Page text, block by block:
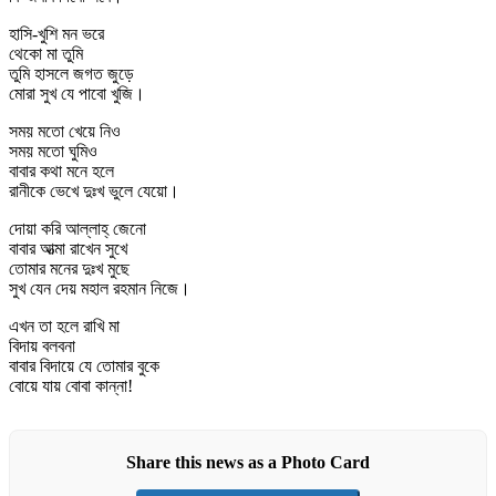
হাসি-খুশি মন ভরে
থেকো মা তুমি
তুমি হাসলে জগত জুড়ে
মোরা সুখ যে পাবো খুজি।
সময় মতো খেয়ে নিও
সময় মতো ঘুমিও
বাবার কথা মনে হলে
রানীকে ভেখে দুঃখ ভুলে যেয়ো।
দোয়া করি আল্লাহ্‌ জেনো
বাবার আত্মা রাখেন সুখে
তোমার মনের দুঃখ মুছে
সুখ যেন দেয় মহাল রহমান নিজে।
এখন তা হলে রাখি মা
বিদায় বলবনা
বাবার বিদায়ে যে তোমার বুকে
বোয়ে যায় বোবা কান্না!
Share this news as a Photo Card